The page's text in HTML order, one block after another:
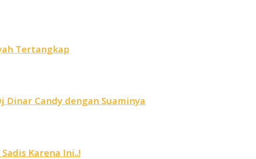
Tertangkap
Dinar Candy dengan Suaminya
Karena Ini..!